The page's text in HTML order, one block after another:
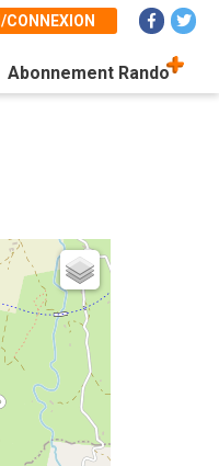
CONNEXION
Abonnement Rando